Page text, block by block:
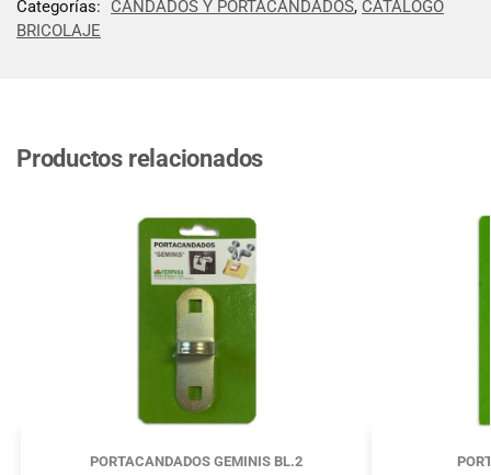
Categorías:
CANDADOS Y PORTACANDADOS, CATÁLOGO
BRICOLAJE
Productos relacionados
PORTACANDADOS GEMINIS BL.2